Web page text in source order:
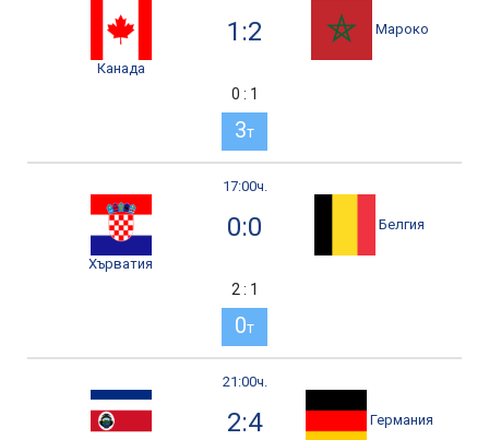
Канада
1:2 Мароко
0 : 1
3т
17:00ч.
Хърватия
0:0 Белгия
2 : 1
0т
21:00ч.
2:4 Германия